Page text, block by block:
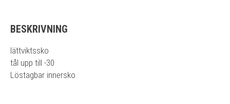
BESKRIVNING
lättviktssko
tål upp till -30
Löstagbar innersko